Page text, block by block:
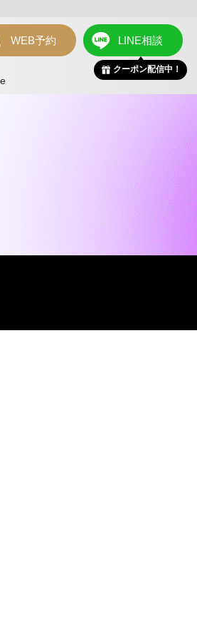
WEB予約 LINE相談
クーポン配信中！